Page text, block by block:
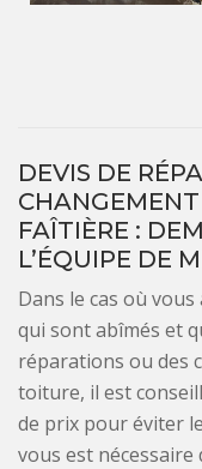
DEVIS DE
FAÎTIÈRE :
L’ÉQUIPE DE
Dans le cas où
qui sont abîmés et
réparations ou des
toiture, il est
de prix pour éviter
vous est nécessaire